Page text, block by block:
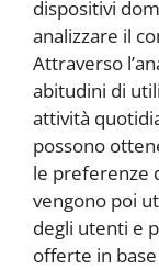
dispositivi
analizzare il
Attraverso
abitudini di
attività
possono
le preferenze
vengono poi
degli utenti e
offerte in